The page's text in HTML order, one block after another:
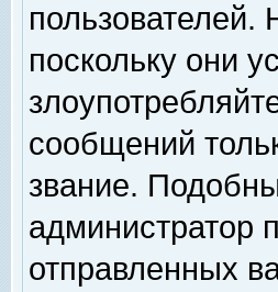
поскольку они
сообщений
звание.
администратор
отправленных